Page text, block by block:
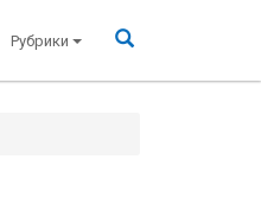
Рубрики